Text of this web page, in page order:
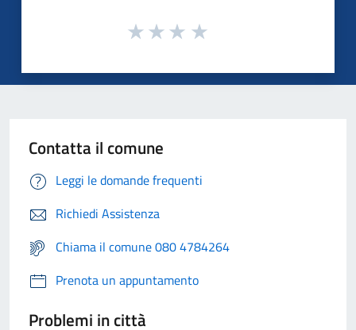
Contatta il comune
Leggi le domande frequenti
Richiedi Assistenza
Chiama il comune 080 4784264
Prenota un appuntamento
Problemi in città